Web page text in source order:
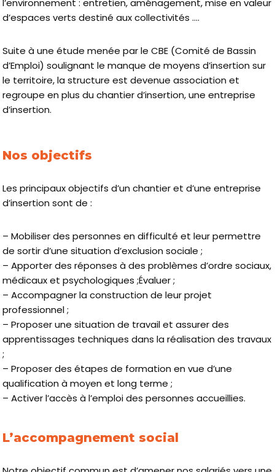
l’environnement : entretien, aménagement, mise en valeur
d’espaces verts destiné aux collectivités ….
Suite à une étude menée par le CBE (Comité de Bassin
d’Emploi) soulignant le manque de moyens d’insertion sur
le territoire, la structure est devenue association et
regroupe en plus du chantier d’insertion, une entreprise
d’insertion.
Nos objectifs
Les principaux objectifs d’un chantier et d’une entreprise
d’insertion sont de :
– Mobiliser des personnes en difficulté et leur permettre
de sortir d’une situation d’exclusion sociale ;
– Apporter des réponses à des problèmes d’ordre sociaux,
médicaux et psychologiques ;Évaluer ;
– Accompagner la construction de leur projet
professionnel ;
– Proposer une situation de travail et assurer des
apprentissages techniques dans la réalisation des travaux
;
– Proposer des étapes de formation en vue d’une
qualification à moyen et long terme ;
– Activer l’accès à l’emploi des personnes accueillies.
L’accompagnement social